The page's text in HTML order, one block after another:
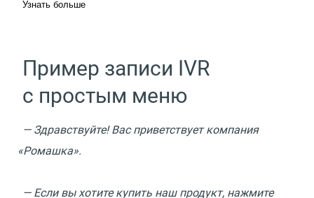
Узнать больше
Пример записи IVR
с простым меню
— Здравствуйте! Вас приветствует компания
«Ромашка».
— Если вы хотите купить наш продукт, нажмите